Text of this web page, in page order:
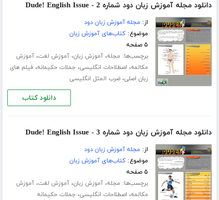
دانلود مجله آموزش زبان دود شماره 2 - Dude! English Issue
از: مجله آموزش زبان دود
موضوع:کتاب‌های آموزش زبان
۵ صفحه
برچسب‌ها: مجله،آموزش زبان،آموزش لغت،آموزش
مکالمه، اصطلاحات انگلیسی، جملات حکیمانه، فیلم های
زبان اصلی،ضرب المثل انگلیسی
دانلود کتاب
دانلود مجله آموزش زبان دود شماره 3 - Dude! English Issue
از: مجله آموزش زبان دود
موضوع:کتاب‌های آموزش زبان
۵ صفحه
برچسب‌ها: مجله،آموزش زبان،آموزش لغت،آموزش
مکالمه، اصطلاحات انگلیسی، جملات حکیمانه